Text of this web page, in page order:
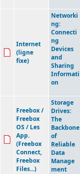
Internet
(ligne
fixe)
Networki
ng:
Connecti
ng
Devices
and
Sharing
Informati
on
Freebox /
Freebox
OS / Les
App.
(Freebox
Connect,
Freebox
Files...)
Storage
Drives:
The
Backbone
of
Reliable
Data
Manage
ment